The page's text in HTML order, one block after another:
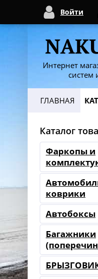
Интернет
систем
ГЛАВНАЯ
Каталог
Фаркопы и
коврики
Автобоксы
Багажники
Войти